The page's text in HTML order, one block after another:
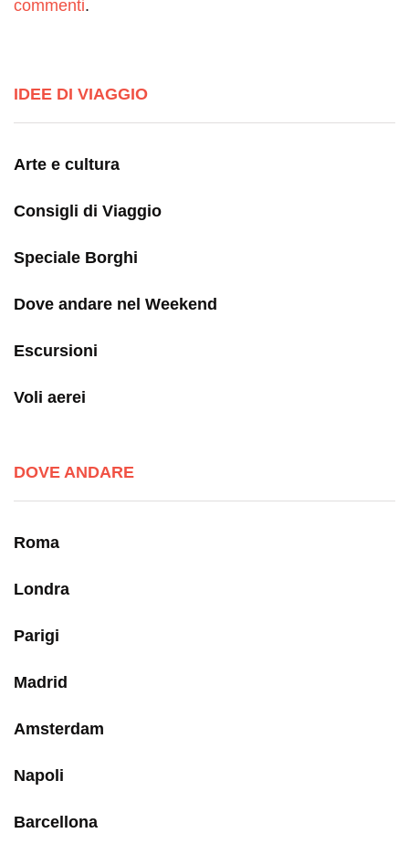
commenti.
IDEE DI VIAGGIO
Arte e cultura
Consigli di Viaggio
Speciale Borghi
Dove andare nel Weekend
Escursioni
Voli aerei
DOVE ANDARE
Roma
Londra
Parigi
Madrid
Amsterdam
Napoli
Barcellona